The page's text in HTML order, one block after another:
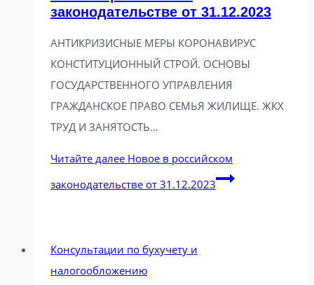
законодательстве от 31.12.2023
АНТИКРИЗИСНЫЕ МЕРЫ КОРОНАВИРУС
КОНСТИТУЦИОННЫЙ СТРОЙ. ОСНОВЫ
ГОСУДАРСТВЕННОГО УПРАВЛЕНИЯ
ГРАЖДАНСКОЕ ПРАВО СЕМЬЯ ЖИЛИЩЕ. ЖКХ
ТРУД И ЗАНЯТОСТЬ…
Читайте далее Новое в российском
законодательстве от 31.12.2023
Консультации по бухучету и
налогообложению